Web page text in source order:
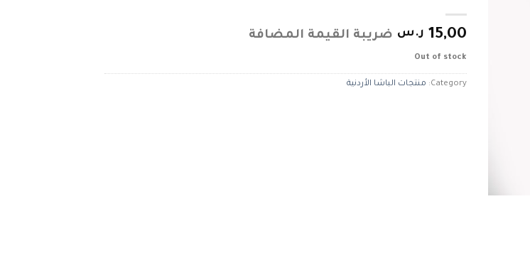
15,00 ر.س ضريبة القيمة المضافة
Out of stock
Category: منتجات الباشا الأردنية